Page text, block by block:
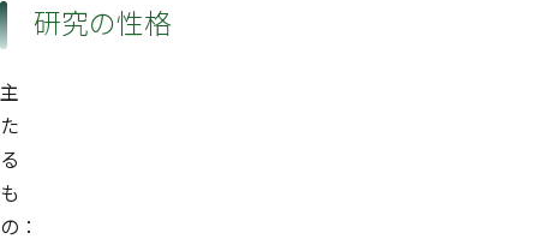
研究の性格
主
た
る
も
の：